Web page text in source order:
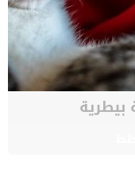
بيطرية